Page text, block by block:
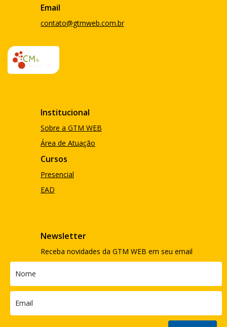
Email
contato@gtmweb.com.br
Institucional
Sobre a GTM WEB
Área de Atuação
Cursos
Presencial
EAD
Newsletter
Receba novidades da GTM WEB em seu email